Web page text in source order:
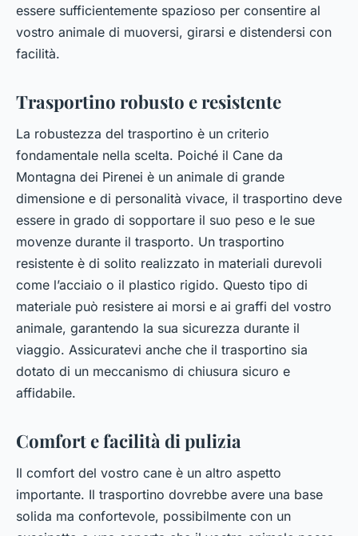
essere sufficientemente spazioso per consentire al
vostro animale di muoversi, girarsi e distendersi con
facilità.
Trasportino robusto e resistente
La robustezza del trasportino è un criterio
fondamentale nella scelta. Poiché il Cane da
Montagna dei Pirenei è un animale di grande
dimensione e di personalità vivace, il trasportino deve
essere in grado di sopportare il suo peso e le sue
movenze durante il trasporto. Un trasportino
resistente è di solito realizzato in materiali durevoli
come l’acciaio o il plastico rigido. Questo tipo di
materiale può resistere ai morsi e ai graffi del vostro
animale, garantendo la sua sicurezza durante il
viaggio. Assicuratevi anche che il trasportino sia
dotato di un meccanismo di chiusura sicuro e
affidabile.
Comfort e facilità di pulizia
Il comfort del vostro cane è un altro aspetto
importante. Il trasportino dovrebbe avere una base
solida ma confortevole, possibilmente con un